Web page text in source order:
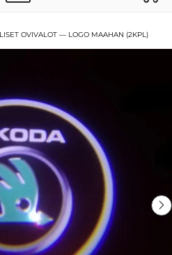
OVIVALOT — LOGO MAAHAN (2KPL)